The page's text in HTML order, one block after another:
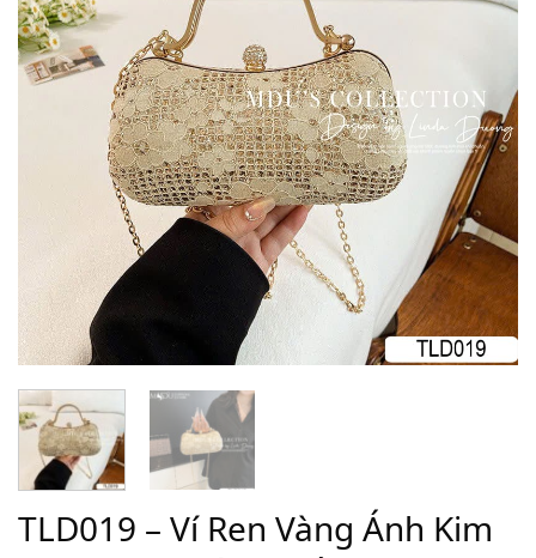
TLD019 – Ví Ren Vàng Ánh Kim